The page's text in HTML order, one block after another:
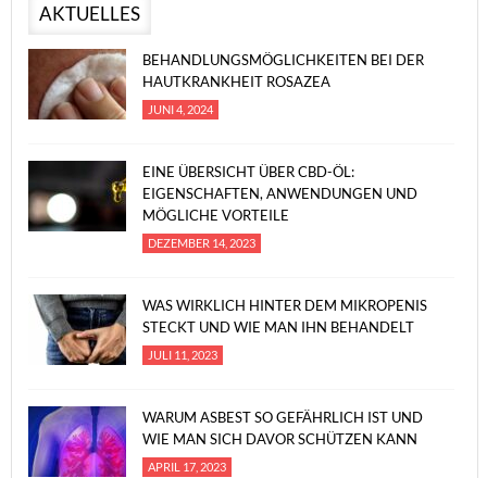
AKTUELLES
BEHANDLUNGSMÖGLICHKEITEN BEI DER
HAUTKRANKHEIT ROSAZEA
JUNI 4, 2024
EINE ÜBERSICHT ÜBER CBD-ÖL:
EIGENSCHAFTEN, ANWENDUNGEN UND
MÖGLICHE VORTEILE
DEZEMBER 14, 2023
WAS WIRKLICH HINTER DEM MIKROPENIS
STECKT UND WIE MAN IHN BEHANDELT
JULI 11, 2023
WARUM ASBEST SO GEFÄHRLICH IST UND
WIE MAN SICH DAVOR SCHÜTZEN KANN
APRIL 17, 2023